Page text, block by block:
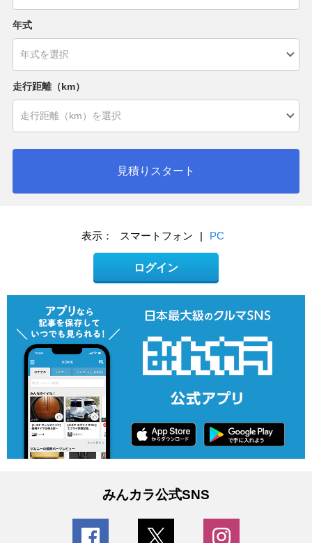
年式
走行距離（km）
見積りスタート
表示： スマートフォン | PC
ログイン
みんカラ公式SNS